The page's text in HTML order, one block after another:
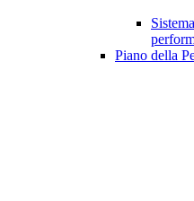
Piano della